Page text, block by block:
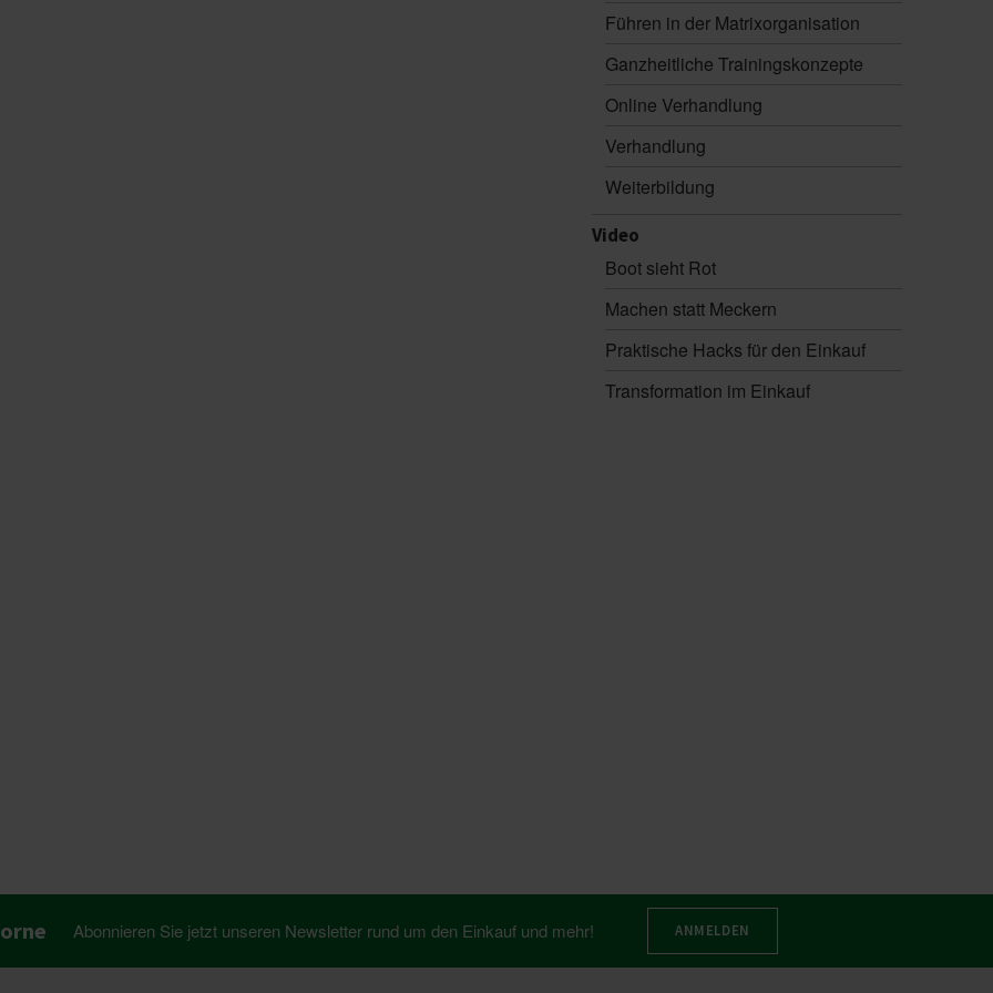
Führen in der Matrixorganisation
Ganzheitliche Trainingskonzepte
Online Verhandlung
Verhandlung
Weiterbildung
Video
Boot sieht Rot
Machen statt Meckern
Praktische Hacks für den Einkauf
Transformation im Einkauf
Abonnieren Sie jetzt unseren Newsletter rund um den Einkauf und mehr! ANMELDEN